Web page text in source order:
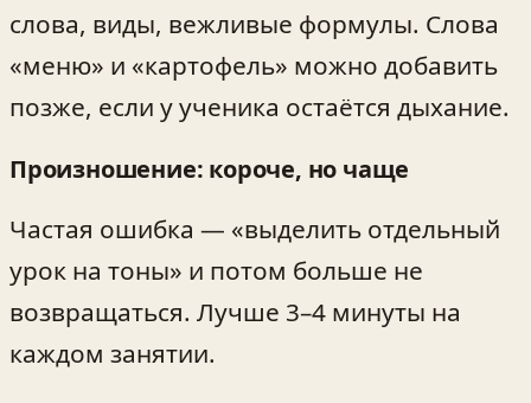
слова, виды, вежливые формулы. Слова
«меню» и «картофель» можно добавить
позже, если у ученика остаётся дыхание.
Произношение: короче, но чаще
Частая ошибка — «выделить отдельный
урок на тоны» и потом больше не
возвращаться. Лучше 3–4 минуты на
каждом занятии.